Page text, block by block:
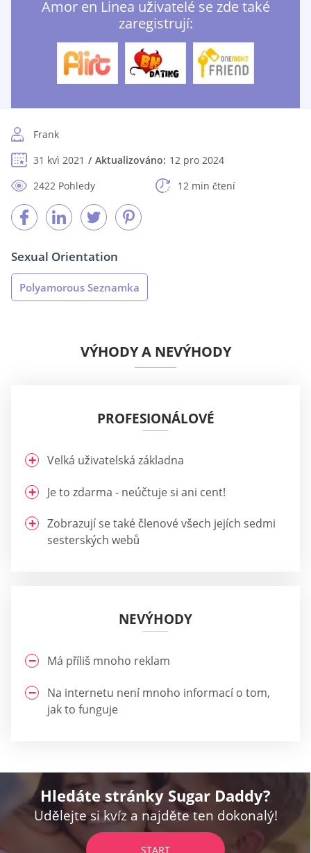
Amor en Linea uživatelé se zde také
zaregistrují:
Frank
31 kvì 2021
Aktualizováno: 12 pro 2024
2422 Pohledy
12 min čtení
Sexual Orientation
Polyamorous Seznamka
VÝHODY A NEVÝHODY
PROFESIONÁLOVÉ
Velká uživatelská základna
Je to zdarma - neúčtuje si ani cent!
Zobrazují se také členové všech jejích sedmi
sesterských webů
NEVÝHODY
Má příliš mnoho reklam
Na internetu není mnoho informací o tom,
jak to funguje
Hledáte stránky Sugar Daddy?
Udělejte si kvíz a najděte ten dokonalý!
START